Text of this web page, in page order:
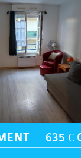
635 €